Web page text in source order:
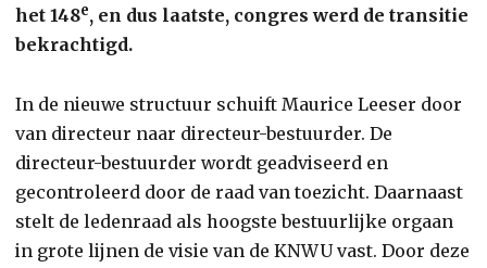
het 148e, en dus laatste, congres werd de transitie
bekrachtigd.
In de nieuwe structuur schuift Maurice Leeser door
van directeur naar directeur-bestuurder. De
directeur-bestuurder wordt geadviseerd en
gecontroleerd door de raad van toezicht. Daarnaast
stelt de ledenraad als hoogste bestuurlijke orgaan
in grote lijnen de visie van de KNWU vast. Door deze